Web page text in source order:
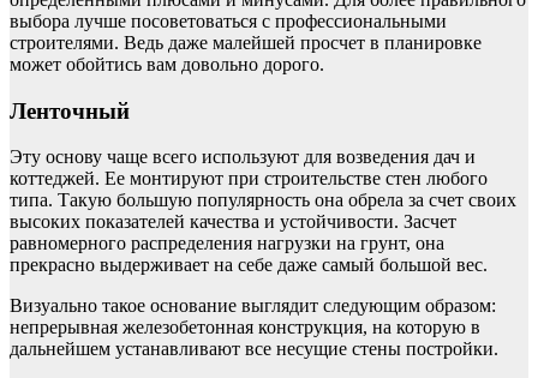
выбора лучше посоветоваться с профессиональными
строителями. Ведь даже малейшей просчет в планировке
может обойтись вам довольно дорого.
Ленточный
Эту основу чаще всего используют для возведения дач и
коттеджей. Ее монтируют при строительстве стен любого
типа. Такую большую популярность она обрела за счет своих
высоких показателей качества и устойчивости. Засчет
равномерного распределения нагрузки на грунт, она
прекрасно выдерживает на себе даже самый большой вес.
Визуально такое основание выглядит следующим образом:
непрерывная железобетонная конструкция, на которую в
дальнейшем устанавливают все несущие стены постройки.